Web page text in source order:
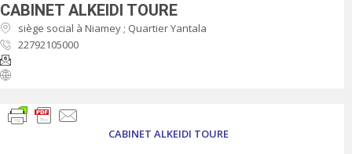
CABINET ALKEIDI TOURE
siège social à Niamey ; Quartier Yantala
22792105000
CABINET ALKEIDI TOURE